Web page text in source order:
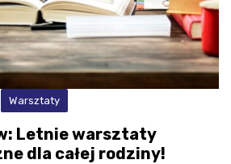
Warsztaty
Letnie warsztaty
dla całej rodziny!